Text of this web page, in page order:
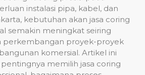
instalasi pipa, kabel, dan
kebutuhan akan jasa coring
semakin meningkat seiring
perkembangan proyek-proyek
komersial. Artikel ini
memilih jasa coring